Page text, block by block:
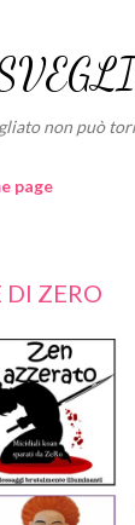
non può
page
DI ZERO